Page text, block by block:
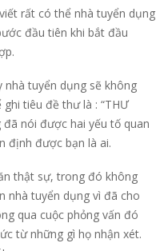
rất có thể nhà tuyển dụng
đầu tiên khi bắt đầu
tuyển dụng sẽ không
tiêu đề thư là : “THƯ
đã nói được hai yếu tố quan
định được bạn là ai.
thật sự, trong đó không
nhà tuyển dụng vì đã cho
qua cuộc phỏng vấn đó
từ những gì họ nhận xét.